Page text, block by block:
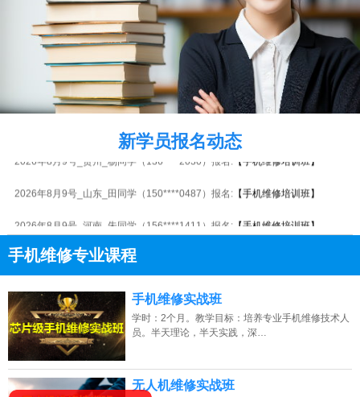
新学员报名动态
2026年8月9号_四川_刘同学（134****2949）报名: 【手机维修培训班】
2026年8月9号_安徽_周同学（184****0428）报名: 【手机维修培训班】
2026年8月9号_山东_田同学（150****0487）报名: 【手机维修培训班】
2026年8月9号_河南_朱同学（156****1411）报名: 【手机维修培训班】
2026年8月9号_陕西_田同学（132****8934）报名:
2026年8月9号_上海_胡同学（139****7786）报名:【手机维修培训班】
2026年8月9号_安徽_陈同学（186****5545）报名:
2026年8月9号_海南_张同学（156****5191）报名:【手机维修培训班】
手机维修专业课程
点击免费咨询电话：13807313137
手机维修实战班
学时：2个月。教学目标：培养专业手机维修技术人
员。半天理论，半天实践，深…
无人机维修实战班